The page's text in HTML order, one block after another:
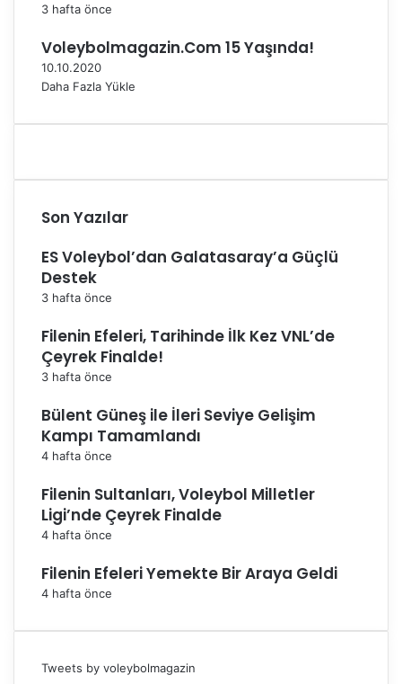
ş
l
a
c
3 hafta önce
Voleybolmagazin.Com 15 Yaşında!
10.10.2020
Daha Fazla Yükle
Son Yazılar
ES Voleybol’dan Galatasaray’a Güçlü
Destek
3 hafta önce
Filenin Efeleri, Tarihinde İlk Kez VNL’de
Çeyrek Finalde!
3 hafta önce
Bülent Güneş ile İleri Seviye Gelişim
Kampı Tamamlandı
4 hafta önce
Filenin Sultanları, Voleybol Milletler
Ligi’nde Çeyrek Finalde
4 hafta önce
Filenin Efeleri Yemekte Bir Araya Geldi
4 hafta önce
Tweets by voleybolmagazin